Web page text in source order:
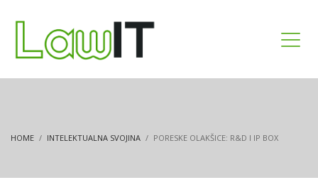
HOME INTELEKTUALNA SVOJINA PORESKE OLAKŠICE: R&D I IP BOX